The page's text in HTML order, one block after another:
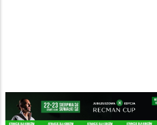
Ścieżka
Strona główna/Wiadomości/
Od grudnia ruszy pociąg z Suwałk do